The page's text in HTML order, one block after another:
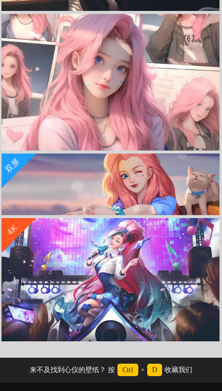
报纸墙 萨勒芬妮2560*1600电脑壁纸
报纸墙可爱女孩萨勒芬妮2560*1600高清壁纸
双屏
可爱萨勒芬妮 猫 5120x1440双屏壁纸
立 即 下 载
收 藏
4K
Seraphine萨勒芬妮《LOL英雄联盟》KDA 4K高清游戏图片
立 即 下 载
收 藏
来不及找到心仪的壁纸？ 按 Ctrl + D 收藏我们